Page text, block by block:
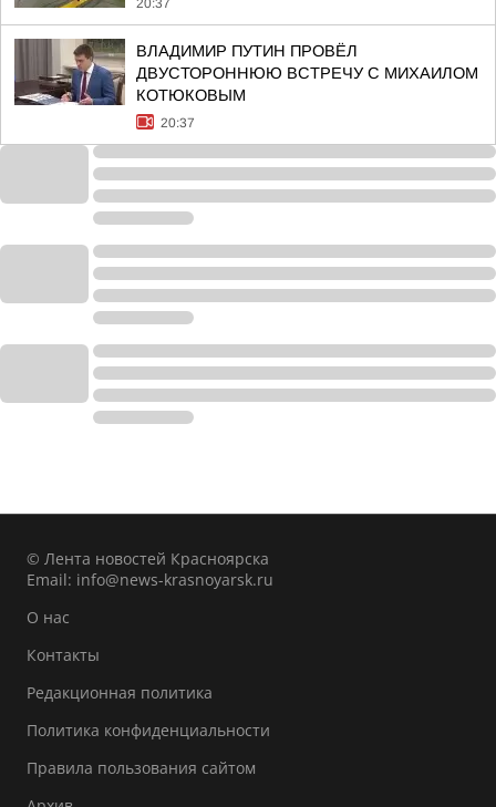
20:37
ВЛАДИМИР ПУТИН ПРОВЁЛ
ДВУСТОРОННЮЮ ВСТРЕЧУ С МИХАИЛОМ
КОТЮКОВЫМ
20:37
© Лента новостей Красноярска
Email: info@news-krasnoyarsk.ru
О нас
Контакты
Редакционная политика
Политика конфиденциальности
Правила пользования сайтом